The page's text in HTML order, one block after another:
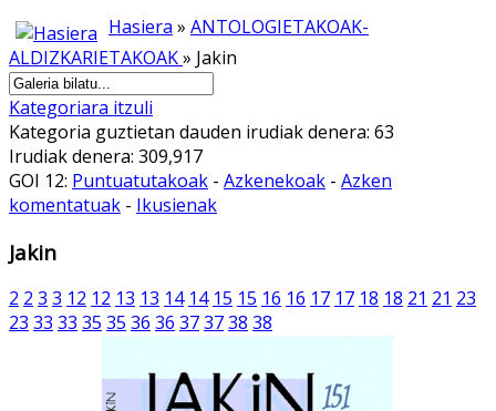
Hasiera » ANTOLOGIETAKOAK-
ALDIZKARIETAKOAK» Jakin
Kategoriara itzuli
Kategoria guztietan dauden irudiak denera: 63
Irudiak denera: 309,917
GOI 12: Puntuatutakoak - Azkenekoak - Azken
komentatuak - Ikusienak
Jakin
2 2 3 3 12 12 13 13 14 14 15 15 16 16 17 17 18 18 21 21 23
23 33 33 35 35 36 36 373738 38